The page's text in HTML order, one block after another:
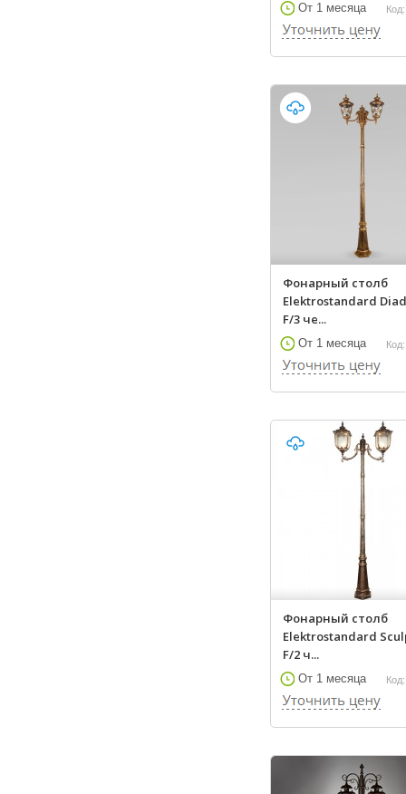
От 1 месяца
Фонарный столб
Elektrostandard
F/3 че...
От 1 месяца
Фонарный столб
Elektrostandard
F/2 ч...
От 1 месяца